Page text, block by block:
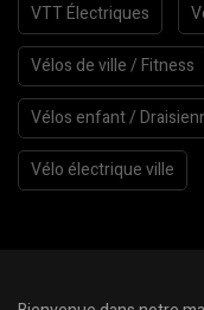
VTT Électriques
Vélos de ville / Fitness
Vélos enfant /
Vélo électrique ville